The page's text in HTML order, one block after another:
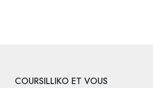
COURSILLIKO ET VOUS